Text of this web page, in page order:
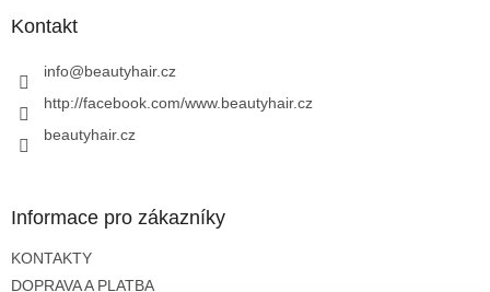
Kontakt
info@beautyhair.cz
http://facebook.com/www.beautyhair.cz
beautyhair.cz
Informace pro zákazníky
KONTAKTY
DOPRAVA A PLATBA